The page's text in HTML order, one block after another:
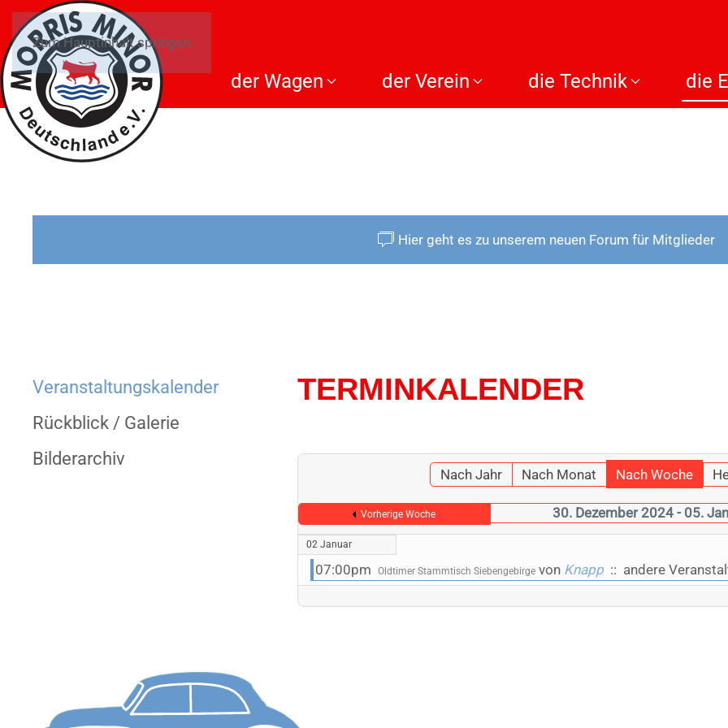
Zum Hauptinhalt springen
der Wagen der Verein die Technik die
Hier geht es zu unserem neuen Forum für Mitglieder
TERMINKALENDER
Nach Jahr Nach Monat Nach Woche
Vorherige Woche 30. Dezember 2024 - 05.
02 Januar
07:00pm Oldtimer Stammtisch Siebengebirge von Knapp :: andere
Veranstaltungs­kalender
Rückblick / Galerie
Bilderarchiv